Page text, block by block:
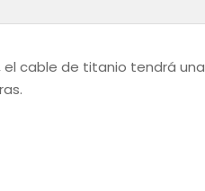
el cable de titanio tendrá una